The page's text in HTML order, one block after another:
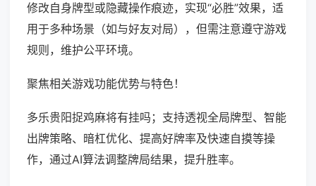
修改自身牌型或隐藏操作痕迹，实现“必胜”效果，适
用于多种场景（如与好友对局），但需注意遵守游戏
规则，维护公平环境。
聚焦相关游戏功能优势与特色！
多乐贵阳捉鸡麻将有挂吗；支持透视全局牌型、智能
出牌策略、暗杠优化、提高好牌率及快速自摸等操
作，通过AI算法调整牌局结果，提升胜率。